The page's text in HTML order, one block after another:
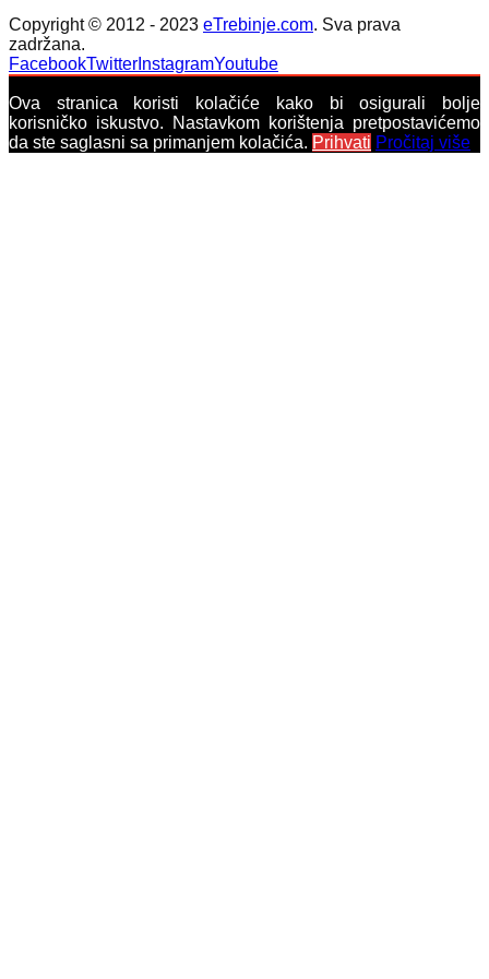
Copyright © 2012 - 2023 eTrebinje.com. Sva prava
zadržana.
FacebookTwitter InstagramYoutube
Ova stranica koristi kolačiće kako bi osigurali bolje
korisničko iskustvo. Nastavkom korištenja pretpostavićemo
da ste saglasni sa primanjem kolačića. Prihvati Pročitaj više